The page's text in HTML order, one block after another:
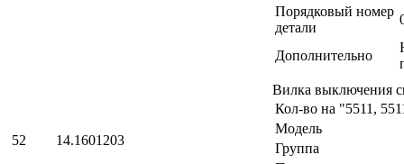
Порядковый номер
детали
Дополнительно
52 14.1601203
Вилка выключения
Кол-во на "5511,
Модель
Группа